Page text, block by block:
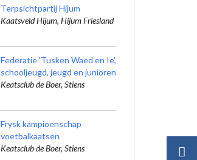
Terpsichtpartij Hijum
Kaatsveld Hijum, Hijum Friesland
Federatie 'Tusken Waed en Ie',
schooljeugd, jeugd en junioren
Keatsclub de Boer, Stiens
Frysk kampioenschap
voetbalkaatsen
Keatsclub de Boer, Stiens